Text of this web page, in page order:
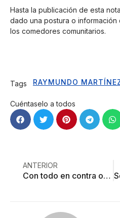
Hasta la publicación de esta
dado una postura o
los comedores comunitarios.
Tags RAYMUNDO
Cuéntaselo a todos
ANTERIOR
Con todo en contra operan escuelas de El Cerrillo